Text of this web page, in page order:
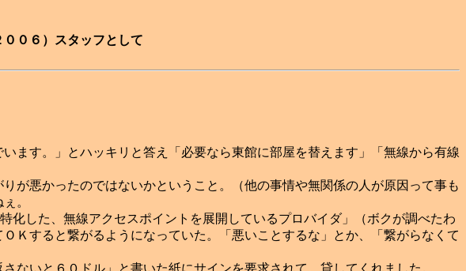
０６）スタッフとして
ます。」とハッキリと答え「必要なら東館に部屋を替えます」「無線から有線
が悪かったのではないかということ。（他の事情や無関係の人が原因って事も
。
化した、無線アクセスポイントを展開しているプロバイダ」（ボクが調べたわ
Ｋすると繋がるようになっていた。「悪いことするな」とか、「繋がらなくて
いと６０ドル」と書いた紙にサインを要求されて、貸してくれました。